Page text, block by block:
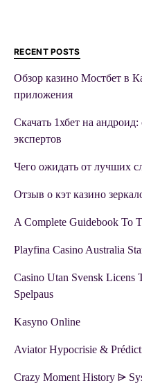
RECENT POSTS
Обзор казино Мостбет в
приложения
Скачать 1хбет на
экспертов
Чего ожидать от лучших
Отзыв о кэт казино
A Complete Guidebook To
Playfina Casino Australia
Casino Utan Svensk Licens
Spelpaus
Kasyno Online
Aviator Hypocrisie &
Crazy Moment History ⩥